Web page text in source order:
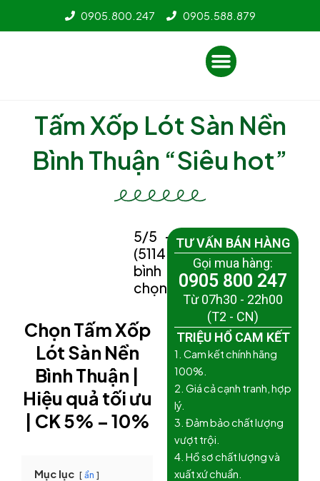
0905.800.247 0905.588.879
Menu
Tấm Xốp Lót Sàn Nền
Bình Thuận “Siêu hot”
5/5 -
(5114
bình
chọn)
Chọn Tấm Xốp
Lót Sàn Nền
Bình Thuận |
Hiệu quả tối ưu
| CK 5% – 10%
Mục lục ẩn
TƯ VẤN BÁN HÀNG
Gọi mua hàng:
0905 800 247
Từ 07h30 - 22h00
(T2 - CN)
TRIỆU HỔ CAM KẾT
1. Cam kết chính hãng
100%.
2. Giá cả cạnh tranh, hợp
lý.
3. Đảm bảo chất lượng
vượt trội.
4. Hồ sơ chất lượng và
xuất xứ chuẩn.